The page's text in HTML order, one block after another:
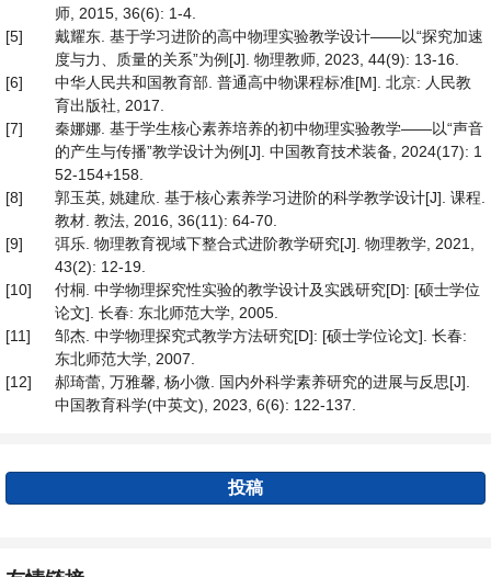
师, 2015, 36(6): 1-4.
[5]
戴耀东. 基于学习进阶的高中物理实验教学设计——以“探究加速
度与力、质量的关系”为例[J]. 物理教师, 2023, 44(9): 13-16.
[6]
中华人民共和国教育部. 普通高中物课程标准[M]. 北京: 人民教
育出版社, 2017.
[7]
秦娜娜. 基于学生核心素养培养的初中物理实验教学——以“声音
的产生与传播”教学设计为例[J]. 中国教育技术装备, 2024(17): 1
52-154+158.
[8]
郭玉英, 姚建欣. 基于核心素养学习进阶的科学教学设计[J]. 课程.
教材. 教法, 2016, 36(11): 64-70.
[9]
弭乐. 物理教育视域下整合式进阶教学研究[J]. 物理教学, 2021,
43(2): 12-19.
[10]
付桐. 中学物理探究性实验的教学设计及实践研究[D]: [硕士学位
论文]. 长春: 东北师范大学, 2005.
[11]
邹杰. 中学物理探究式教学方法研究[D]: [硕士学位论文]. 长春:
东北师范大学, 2007.
[12]
郝琦蕾, 万雅馨, 杨小微. 国内外科学素养研究的进展与反思[J].
中国教育科学(中英文), 2023, 6(6): 122-137.
投稿